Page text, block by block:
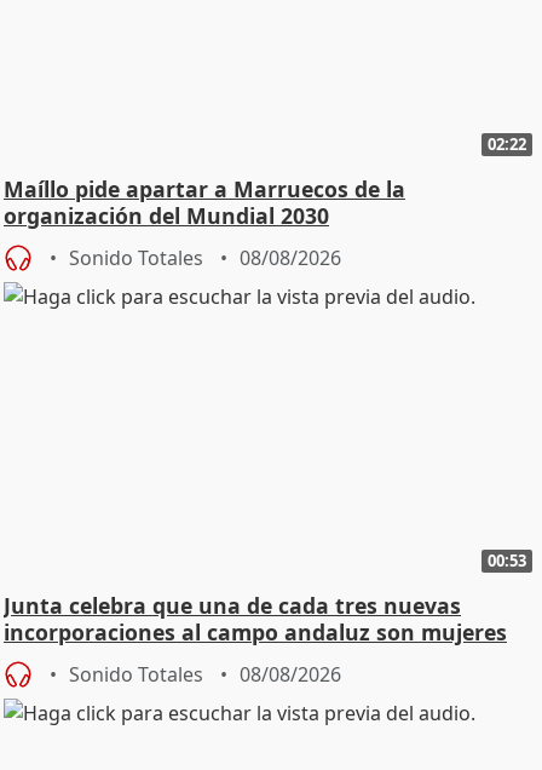
02:22
Maíllo pide apartar a Marruecos de la
organización del Mundial 2030
Sonido Totales 08/08/2026
00:53
Junta celebra que una de cada tres nuevas
incorporaciones al campo andaluz son mujeres
jóvenes
Sonido Totales 08/08/2026